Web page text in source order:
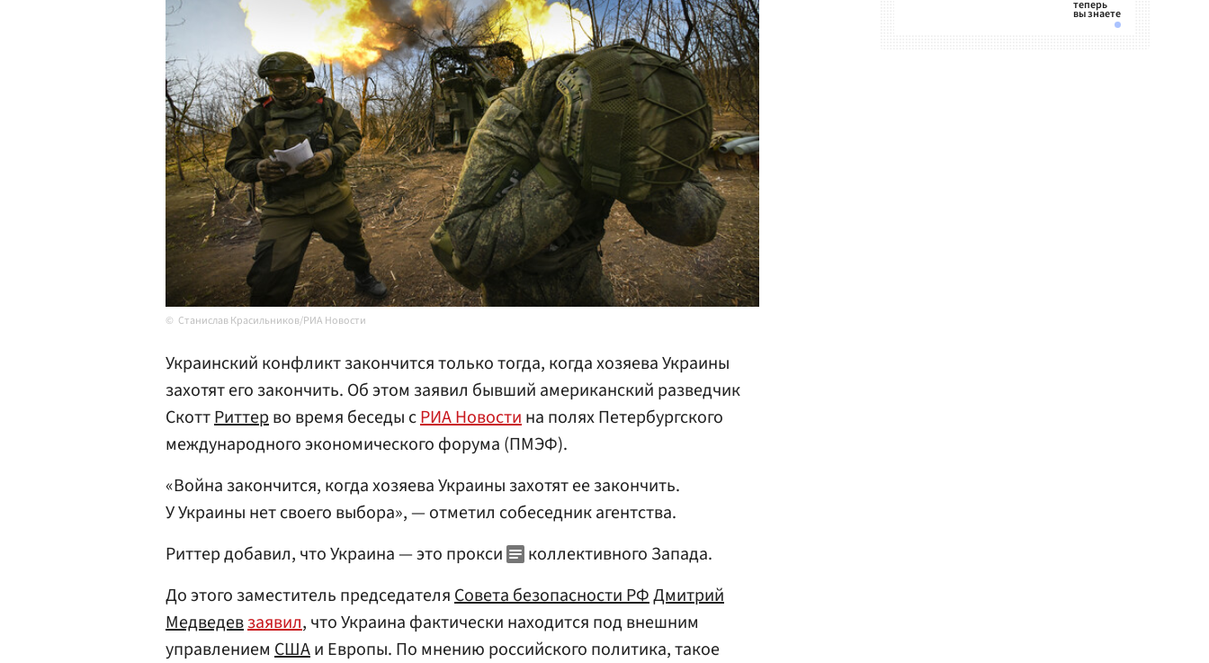
Станислав Красильников/РИА Новости
Украинский конфликт закончится только тогда, когда хозяева Украины
захотят его закончить. Об этом заявил бывший американский разведчик
СкоттРиттерво время беседы сРИА Новостина полях Петербургского
международного экономического форума (ПМЭФ).
«Война закончится, когда хозяева Украины захотят ее закончить.
У Украины нет своего выбора», — отметил собеседник агентства.
Риттер добавил, что Украина — это прокси
коллективного Запада.
До этого заместитель председателяСовета безопасности РФДмитрий
Медведевзаявил, что Украина фактически находится под внешним
управлением СШАи Европы. По мнению российского политика, такое